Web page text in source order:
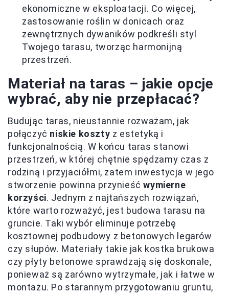
ekonomiczne w eksploatacji. Co więcej,
zastosowanie roślin w donicach oraz
zewnętrznych dywaników podkreśli styl
Twojego tarasu, tworząc harmonijną
przestrzeń.
Materiał na taras – jakie opcje
wybrać, aby nie przepłacać?
Budując taras, nieustannie rozważam, jak
połączyć niskie koszty z estetyką i
funkcjonalnością. W końcu taras stanowi
przestrzeń, w której chętnie spędzamy czas z
rodziną i przyjaciółmi, zatem inwestycja w jego
stworzenie powinna przynieśćwymierne
korzyści. Jednym z najtańszych rozwiązań,
które warto rozważyć, jest budowa tarasu na
gruncie. Taki wybór eliminuje potrzebę
kosztownej podbudowy z betonowych legarów
czy słupów. Materiały takie jak kostka brukowa
czy płyty betonowe sprawdzają się doskonale,
ponieważ są zarówno wytrzymałe, jak i łatwe w
montażu. Po starannym przygotowaniu gruntu,